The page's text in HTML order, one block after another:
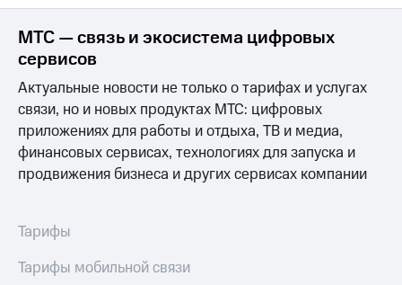
Корпоративный
секретарь
Раскрытие
информации
Информация
акционерам
Документы
ПАО
"МТС"
Собрания
акционеров
капитал
МТС — связь и экосистема цифровых
сервисов
Актуальные новости не только о тарифах и услугах
связи, но и новых продуктах МТС: цифровых
приложениях для работы и отдыха, ТВ и медиа,
финансовых сервисах, технологиях для запуска и
продвижения бизнеса и других сервисах компании
Тарифы
Тарифы мобильной связи